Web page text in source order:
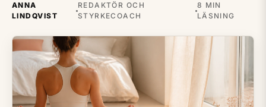
ANNA
LINDQVIST
REDAKTÖR OCH
STYRKECOACH
8 MIN
LÄSNING